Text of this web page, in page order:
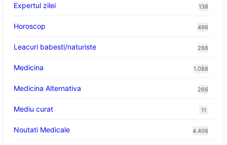
Expertul zilei 138
Horoscop 496
Leacuri babesti/naturiste 266
Medicina 1.088
Medicina Alternativa 266
Mediu curat 11
Noutati Medicale 4.406